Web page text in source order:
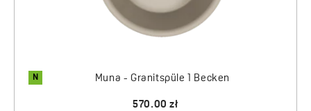
N Muna - Granitspüle 1 Becken
570.00 zł